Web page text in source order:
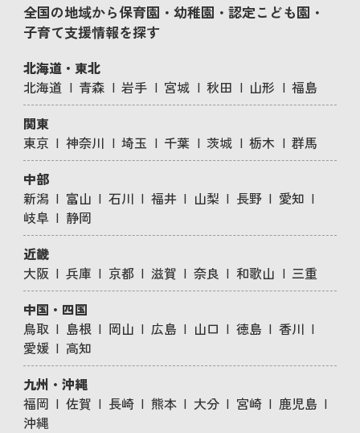
全国の地域から保育園・幼稚園・認定こども園・
子育て支援情報を探す
北海道・東北
北海道
青森 岩手 宮城 秋田 山形
福島
関東
東京
神奈川 埼玉 千葉 茨城 栃木
群馬
中部
新潟
富山 石川 福井 山梨 長野
愛知
岐阜
静岡
近畿
大阪
兵庫 京都 滋賀 奈良 和歌山
三重
中国・四国
鳥取
島根 岡山 広島 山口 徳島
香川
愛媛
高知
九州・沖縄
福岡
佐賀 長崎 熊本 大分 宮崎
鹿児島
沖縄